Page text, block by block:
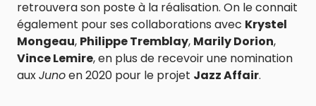
retrouvera son poste à la réalisation. On le connait
également pour ses collaborations avec Krystel
Mongeau, Philippe Tremblay, Marily Dorion,
Vince Lemire, en plus de recevoir une nomination
auxJunoen 2020 pour le projet Jazz Affair.